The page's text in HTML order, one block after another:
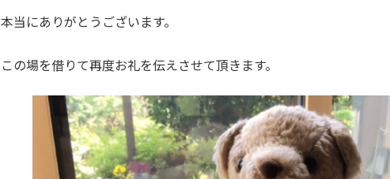
本当にありがとうございます。
この場を借りて再度お礼を伝えさせて頂きます。